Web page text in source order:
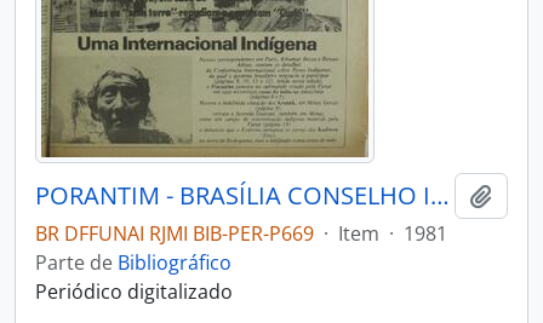
PORANTIM - BRASÍLIA CONSELHO INDIGENISTA MISSIONÁRIO - 1981 - Nº33
BR DFFUNAI RJMI BIB-PER-P669 · Item · 1981
Parte de Bibliográfico
Periódico digitalizado